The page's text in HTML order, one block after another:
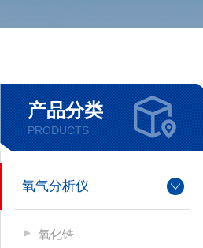
产品分类
PRODUCTS
氧气分析仪
氧化锆